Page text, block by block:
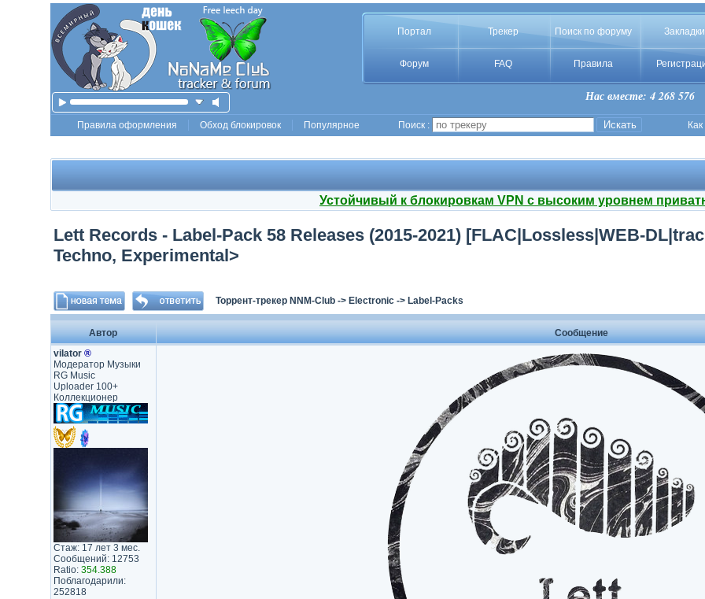
Портал Трекер Поиск по форуму Закладки
Форум FAQ Правила
Нас вместе: 4 268 576
Правила оформления Обход блокировок Популярное Поиск :
Устойчивый к блокировкам VPN с высоким уровнем
Lett Records - Label-Pack 58 Releases (2015-2021) [FLAC|Lossless|WEB-
Techno, Experimental>
Торрент-трекер NNM-Club-> Electronic-> Label-Packs
Автор
Сообщение
vilator ®
Модератор Музыки
RG Music
Uploader 100+
Коллекционер
Стаж: 17 лет 3 мес.
Сообщений: 12753
Ratio: 354.388
Поблагодарили:
252818